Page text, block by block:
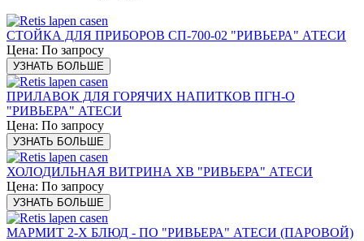
СТОЙКА ДЛЯ ПРИБОРОВ СП-700-02 "РИВЬЕРА" АТЕСИ
Цена: По запросу
УЗНАТЬ БОЛЬШЕ
ПРИЛАВОК ДЛЯ ГОРЯЧИХ НАПИТКОВ ПГН-O
"РИВЬЕРА" АТЕСИ
Цена: По запросу
УЗНАТЬ БОЛЬШЕ
ХОЛОДИЛЬНАЯ ВИТРИНА ХВ "РИВЬЕРА" АТЕСИ
Цена: По запросу
УЗНАТЬ БОЛЬШЕ
МАРМИТ 2-Х БЛЮД - ПО "РИВЬЕРА" АТЕСИ (ПАРОВОЙ)